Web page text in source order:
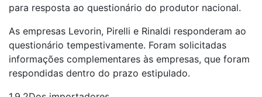
para resposta ao questionário do produtor nacional.
As empresas Levorin, Pirelli e Rinaldi responderam ao
questionário tempestivamente. Foram solicitadas
informações complementares às empresas, que foram
respondidas dentro do prazo estipulado.